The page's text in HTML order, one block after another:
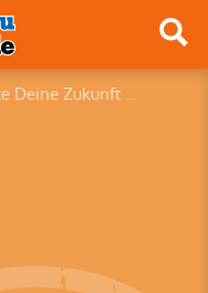
Gestalte Deine Zukunft mit uns